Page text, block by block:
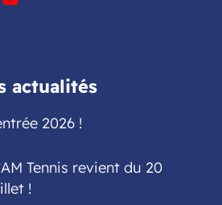
actualités
2026 !
Tennis revient du 20
!